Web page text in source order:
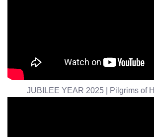
JUBILEE YEAR 2025 | Pilgrims of